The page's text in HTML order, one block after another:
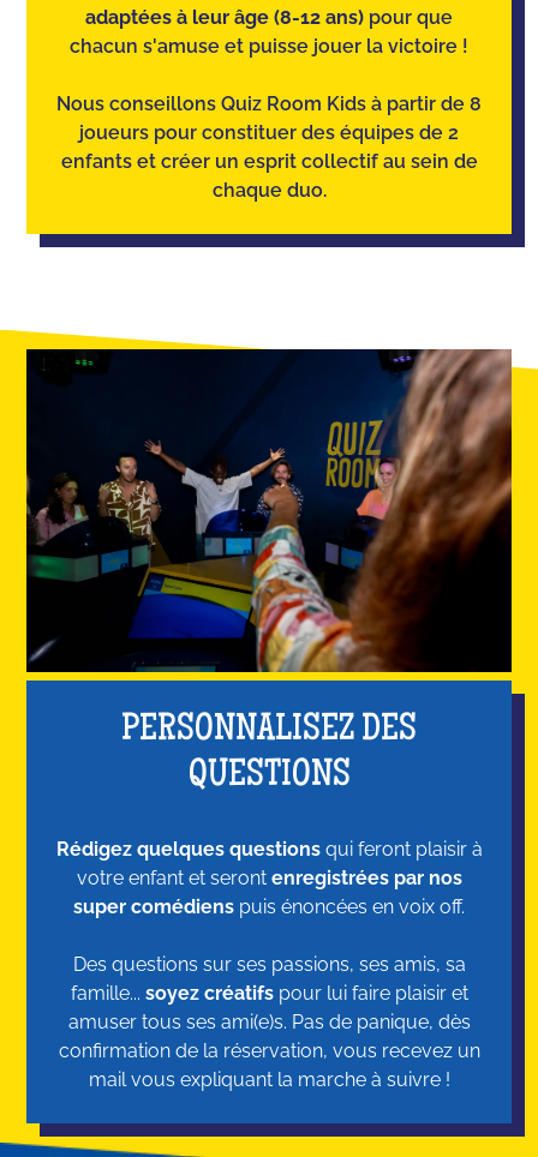
adaptées à leur âge (8-12 ans) pour que
chacun s'amuse et puisse jouer la victoire !
Nous conseillons Quiz Room Kids à partir de 8
joueurs pour constituer des équipes de 2
enfants et créer un esprit collectif au sein de
chaque duo.
PERSONNALISEZ DES
QUESTIONS
Rédigez quelques questionsqui feront plaisir à
votre enfant et seront enregistrées par nos
super comédiens puis énoncées en voix off.
Des questions sur ses passions, ses amis, sa
famille... soyez créatifspour lui faire plaisir et
amuser tous ses ami(e)s. Pas de panique, dès
confirmation de la réservation, vous recevez un
mail vous expliquant la marche à suivre !